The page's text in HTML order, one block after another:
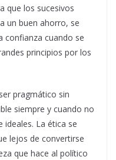
que los sucesivos
un buen ahorro, se
confianza cuando se
principios por los
pragmático sin
siempre y cuando no
ideales. La ética se
lejos de convertirse
que hace al político